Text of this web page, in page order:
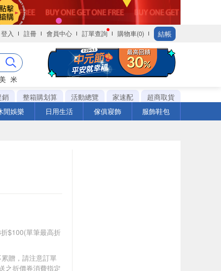
登入 註冊 會員中心 訂單查詢 購物車(0) 結帳
米
銷
整箱購划算 活動總覽 家速配
超商取貨
閒娛樂
日用生活 傢俱寢飾 服飾鞋包
$100(單筆最高折
贈，請注意訂單
之折價券消費指定